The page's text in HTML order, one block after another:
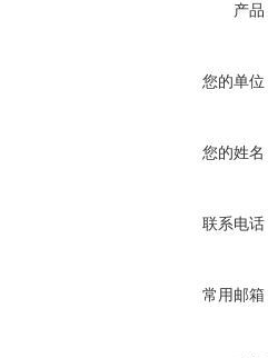
产品
您的单位
您的姓名
联系电话
常用邮箱